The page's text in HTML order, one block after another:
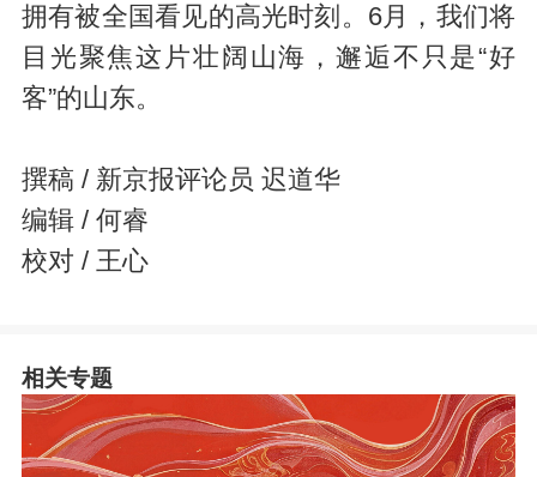
拥有被全国看见的高光时刻。6月，我们将
目光聚焦这片壮阔山海，邂逅不只是“好
客”的山东。
撰稿 / 新京报评论员 迟道华
编辑 / 何睿
校对 / 王心
相关专题